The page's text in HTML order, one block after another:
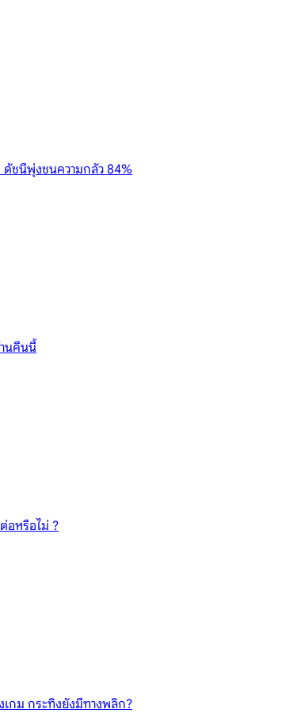
ดัชนีพุ่งชนความกลัว 84%
นคืนนี้
อหรือไม่ ?
กม กระทิงยังมีทางพลิก?